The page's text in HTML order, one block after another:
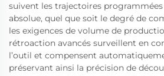
suivent les trajectoires
absolue, quel que soit le degré de
les exigences de volume de
rétroaction avancés surveillent en
l’outil et compensent
préservant ainsi la précision de